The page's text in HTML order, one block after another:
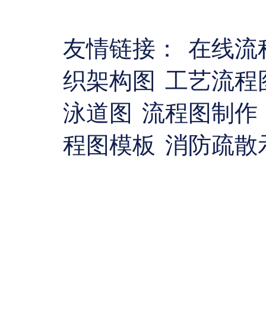
友情链接：
在线
织架构图 工艺流
泳道图 流程图制作
程图模板 消防疏散